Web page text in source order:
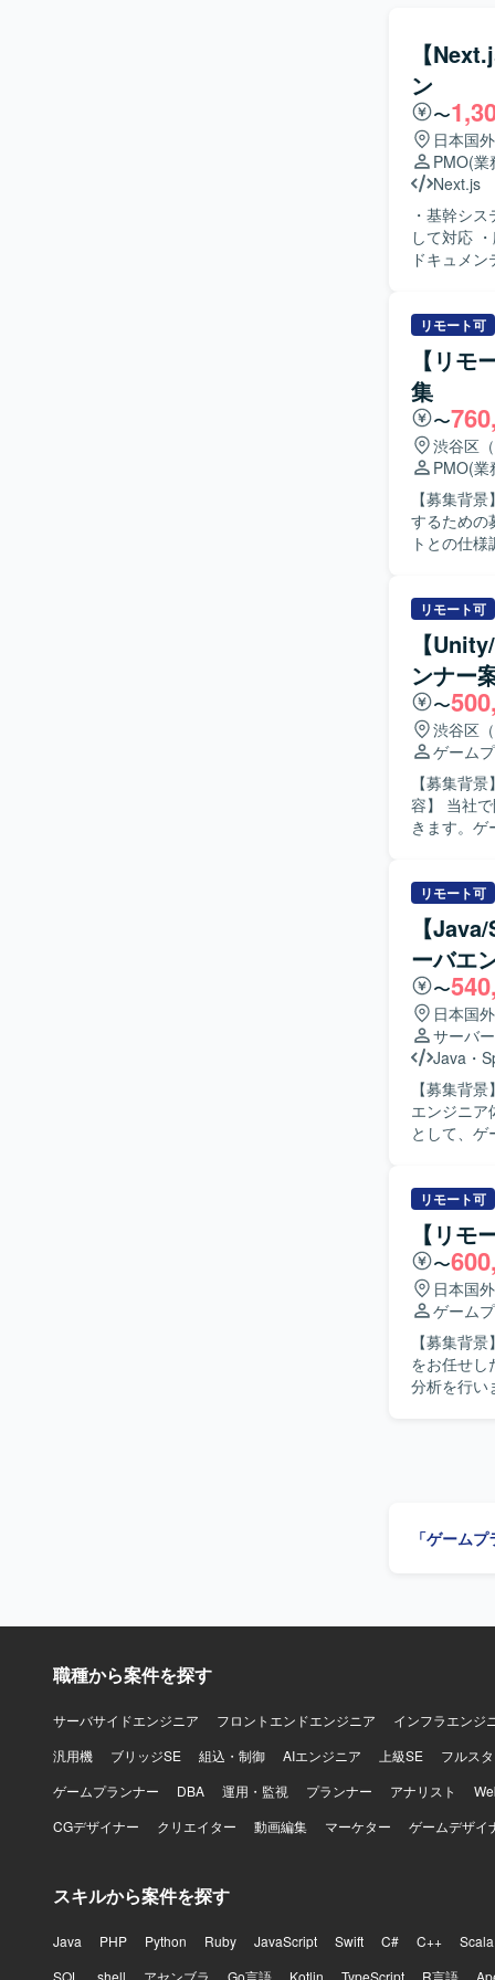
【
ン
〜
日本国外
PMO(業
Next.js
・基幹シ
して対応
ドキュメ
Code、
連携、画
リモート可
【リ
集
〜
渋谷区
PMO(業
【募集背
するための募集となります。 【作業
トとの仕
ミュニケ
ています
主体的に動ける方が望ま
領域で、
ィレクター
ントおよびテク
発プロジ
リモート可
【
ンナー
〜
渋谷区
ゲーム
【募集背景
容】 当社
きます。
インディ
見し解決
少数精鋭
を歓迎いたします。 【ポジションの魅力】 オリジ
インディー
通貫で関
の開発体
ます。自
【開発環
材や勉強
ペースなど
リモート可
【
ーバエ
〜
日本国外
サーバ
Java ・
【募集背
エンジニア体制を
として、
査・修正
を行って
の新機能
データ集計
す。イン
ミドルウ
びインスタンス最適
がらユー
良い形に
ならない方、
リモート可
【リ
〜
日本国外
ゲーム
【募集背
をお任せしたい背景がござい
分析を行い
ルゲーム
う環境で業
「ゲーム
職種から案件を探す
サーバサイドエンジニア フロントエンドエンジニア
インフラエンジ
汎用機
ブリッジSE 組込・制御 AIエンジニア 上級SE
フルス
ゲームプランナー
DBA 運用・監視 プランナー アナリスト
CGデザイナー
クリエイター 動画編集 マーケター ゲームデザイ
スキルから案件を探す
Java PHP Python Ruby JavaScript Swift C# C++
Scala
SQL
shell アセンブラ Go言語 Kotlin TypeScript R言語